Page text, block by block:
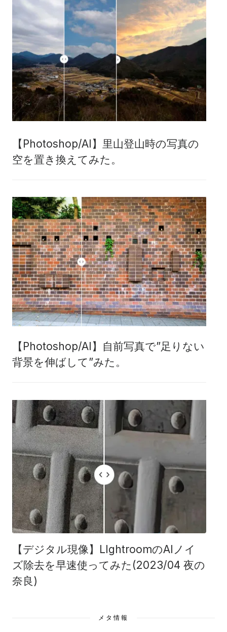
【Photoshop/AI】里山登山時の写真の
空を置き換えてみた。
【Photoshop/AI】自前写真で”足りない
背景を伸ばして”みた。
【デジタル現像】LIghtroomのAIノイ
ズ除去を早速使ってみた(2023/04 夜の
奈良)
メタ情報